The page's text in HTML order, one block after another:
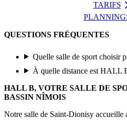
TARIFS
QUESTIONS FRÉQUENTES
Quelle salle de sport choisir
À quelle distance est HALL
HALL B, VOTRE SALLE DE
BASSIN NÎMOIS
Notre salle de Saint-Dionisy accueille